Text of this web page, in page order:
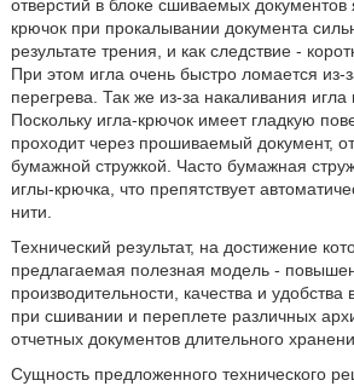
отверстий в блоке сшиваемых документов
крючок при прокалывании документа
результате трения, и как следствие -
При этом игла очень быстро ломается из-
перегрева. Так же из-за накаливания игла
Поскольку игла-крючок имеет гладкую
проходит через прошиваемый документ,
бумажной стружкой. Часто бумажная
иглы-крючка, что препятствует
нити.
Технический результат, на достижение
предлагаемая полезная модель -
производительности, качества и
при сшивании и переплете различных
отчетных документов длительного
Сущность предложенного технического